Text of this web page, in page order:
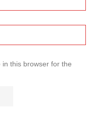
this browser for the